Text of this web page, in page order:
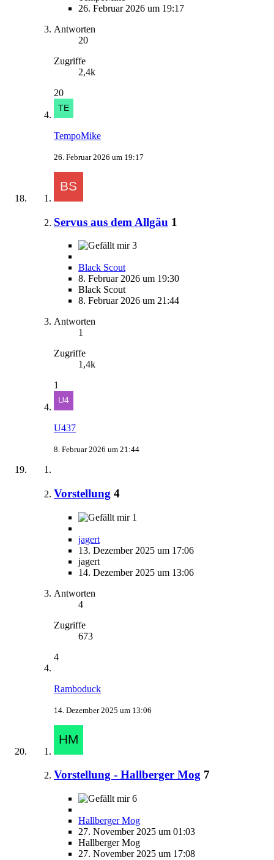
26. Februar 2026 um 19:17
Antworten
20
Zugriffe
2,4k
20
TempoMike
26. Februar 2026 um 19:17
Servus aus dem Allgäu 1
3
Black Scout
8. Februar 2026 um 19:30
Black Scout
8. Februar 2026 um 21:44
Antworten
1
Zugriffe
1,4k
1
U437
8. Februar 2026 um 21:44
Vorstellung 4
1
jagert
13. Dezember 2025 um 17:06
jagert
14. Dezember 2025 um 13:06
Antworten
4
Zugriffe
673
4
Ramboduck
14. Dezember 2025 um 13:06
Vorstellung - Hallberger Mog 7
6
Hallberger Mog
27. November 2025 um 01:03
Hallberger Mog
27. November 2025 um 17:08